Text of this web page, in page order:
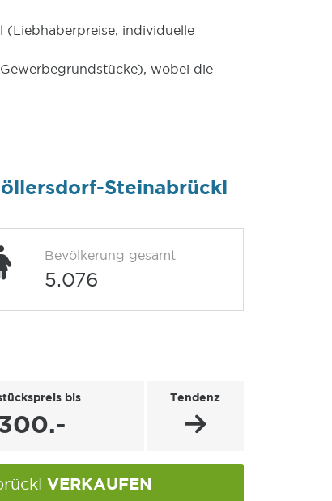
(Liebhaberpreise, individuelle
wobei die
Steinabrückl
Bevölkerung gesamt
5.076
bis Tendenz
VERKAUFEN